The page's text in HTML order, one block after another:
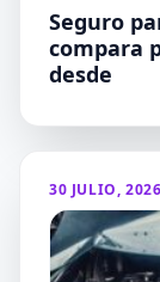
Seguro
compara
desde
30 JULIO, 2026